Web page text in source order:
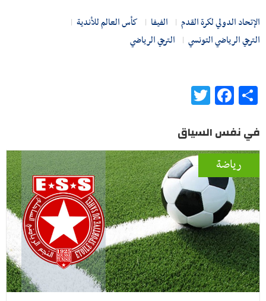
الإتحاد الدولي لكرة القدم الفيفا
كأس العالم للأندية
الترجي الرياضي التونسي
الترجي الرياضي
Share
Facebook
في نفس السياق
رياضة